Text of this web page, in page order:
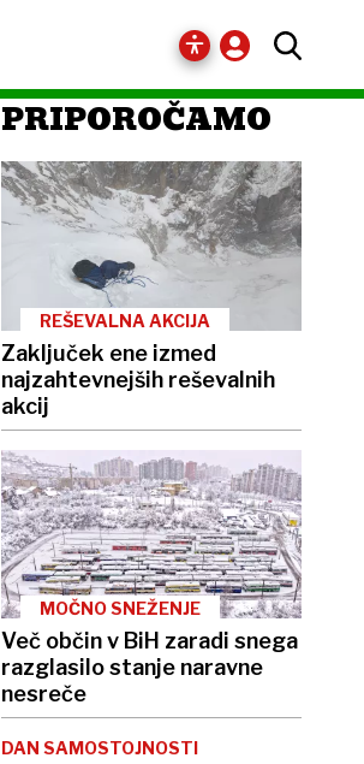
PRIPOROČAMO
REŠEVALNA AKCIJA
Zaključek ene izmed
najzahtevnejših reševalnih
akcij
MOČNO SNEŽENJE
Več občin v BiH zaradi snega
razglasilo stanje naravne
nesreče
DAN SAMOSTOJNOSTI